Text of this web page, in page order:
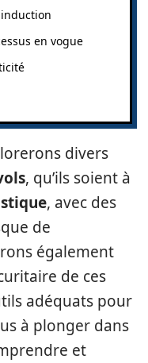
induction
en vogue
divers
, qu’ils soient à
, avec des
de
également
de ces
adéquats pour
à plonger dans
et